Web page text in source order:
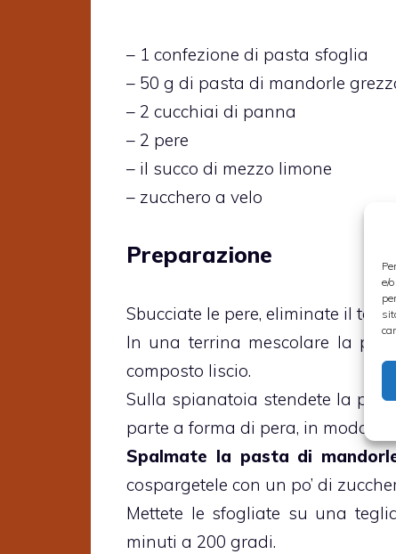
e/
– 1 confezione di pasta sfoglia
– 50 g di pasta di mandorle
– 2 cucchiai di panna
– 2 pere
– il succo di mezzo limone
– zucchero a velo
Preparazione
Sbucciate le pere, eliminate il
In una terrina mescolare la
composto liscio.
Sulla spianatoia stendete la
parte a forma di pera, in modo
Spalmate la pasta di
cospargetele con un po’ di
Mettete le sfogliate su una
minuti a 200 gradi.